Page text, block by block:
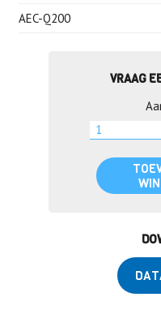
AEC-Q200
VRAAG